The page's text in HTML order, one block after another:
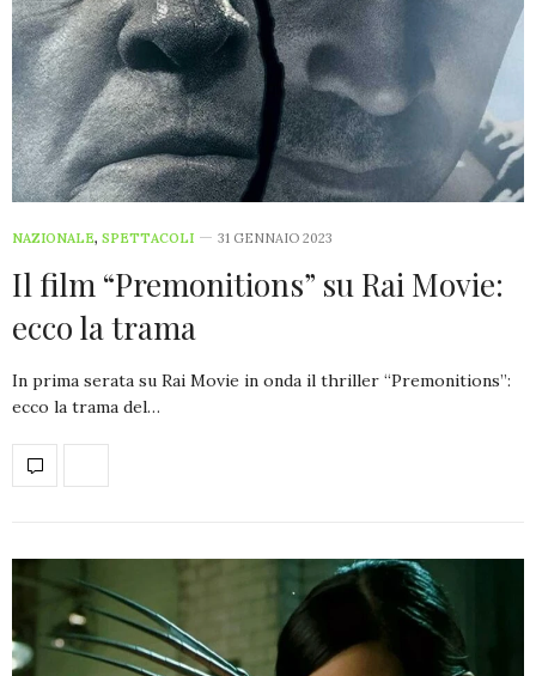
NAZIONALE, SPETTACOLI 31 GENNAIO 2023
Il film “Premonitions” su Rai Movie:
ecco la trama
In prima serata su Rai Movie in onda il thriller “Premonitions”:
ecco la trama del…